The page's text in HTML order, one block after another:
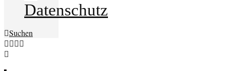
Datenschutz
Suchen